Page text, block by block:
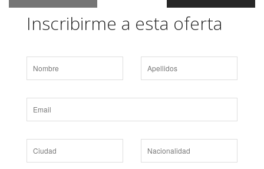
Inscribirme a esta oferta